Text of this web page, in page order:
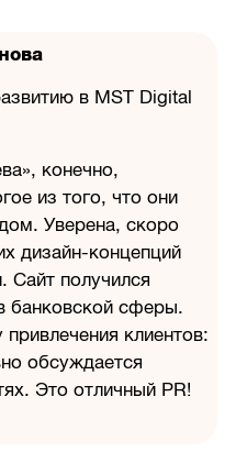
в MST Digital
конечно,
из того, что они
Уверена, скоро
дизайн-концепций
Сайт получился
банковской сферы.
клиентов:
обсуждается
Это отличный PR!